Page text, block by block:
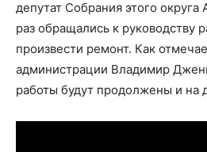
депутат Собрания этого округа
раз обращались к руководству
произвести ремонт. Как
администрации Владимир
работы будут продолжены и на